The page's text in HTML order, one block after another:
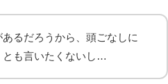
るだろうから、頭ごなしに
とも言いたくないし…